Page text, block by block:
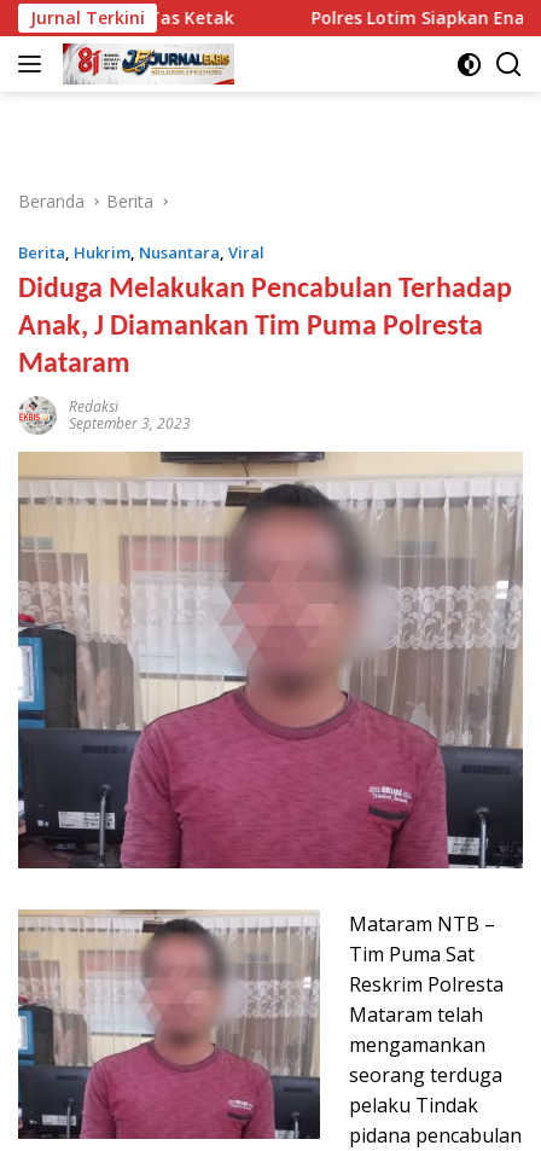
Langsung
ke
konten
Jurnal Terkini
Tas Ketak Polres Lotim Siapkan Enam Langkah
Beranda Berita
Berita, Hukrim, Nusantara, Viral
Diduga Melakukan Pencabulan Terhadap
Anak, J Diamankan Tim Puma Polresta
Mataram
Redaksi
September 3, 2023
Mataram NTB –
Tim Puma Sat
Reskrim Polresta
Mataram telah
mengamankan
seorang terduga
pelaku Tindak
pidana pencabulan